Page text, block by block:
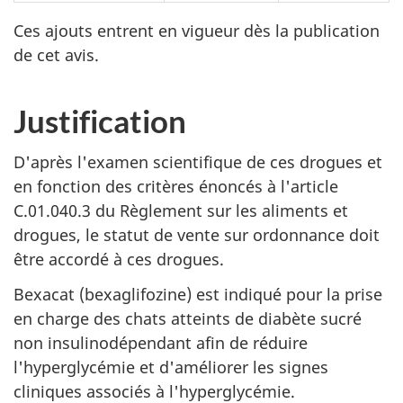
Ces ajouts entrent en vigueur dès la publication
de cet avis.
Justification
D'après l'examen scientifique de ces drogues et
en fonction des critères énoncés à l'article
C.01.040.3 du Règlement sur les aliments et
drogues, le statut de vente sur ordonnance doit
être accordé à ces drogues.
Bexacat (bexaglifozine) est indiqué pour la prise
en charge des chats atteints de diabète sucré
non insulinodépendant afin de réduire
l'hyperglycémie et d'améliorer les signes
cliniques associés à l'hyperglycémie.